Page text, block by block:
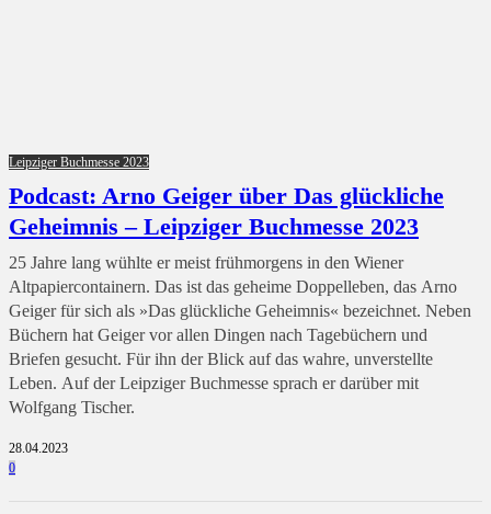
Leipziger Buchmesse 2023
Podcast: Arno Geiger über Das glückliche
Geheimnis – Leipziger Buchmesse 2023
25 Jahre lang wühlte er meist frühmorgens in den Wiener
Altpapiercontainern. Das ist das geheime Doppelleben, das Arno
Geiger für sich als »Das glückliche Geheimnis« bezeichnet. Neben
Büchern hat Geiger vor allen Dingen nach Tagebüchern und
Briefen gesucht. Für ihn der Blick auf das wahre, unverstellte
Leben. Auf der Leipziger Buchmesse sprach er darüber mit
Wolfgang Tischer.
28.04.2023
0